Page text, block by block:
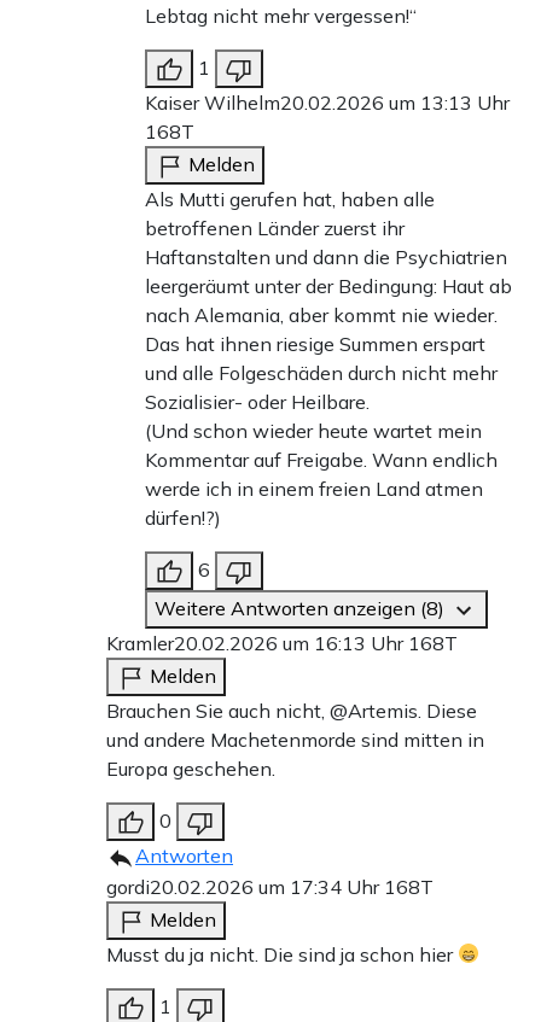
Lebtag nicht mehr vergessen!“
1
Kaiser Wilhelm20.02.2026 um 13:13 Uhr
168T
Melden
Als Mutti gerufen hat, haben alle
betroffenen Länder zuerst ihr
Haftanstalten und dann die Psychiatrien
leergeräumt unter der Bedingung: Haut ab
nach Alemania, aber kommt nie wieder.
Das hat ihnen riesige Summen erspart
und alle Folgeschäden durch nicht mehr
Sozialisier- oder Heilbare.
(Und schon wieder heute wartet mein
Kommentar auf Freigabe. Wann endlich
werde ich in einem freien Land atmen
dürfen!?)
6
Weitere Antworten anzeigen (8)
Kramler20.02.2026 um 16:13 Uhr 168T
Melden
Brauchen Sie auch nicht, @Artemis. Diese
und andere Machetenmorde sind mitten in
Europa geschehen.
0
Antworten
gordi20.02.2026 um 17:34 Uhr 168T
Melden
Musst du ja nicht. Die sind ja schon hier
1